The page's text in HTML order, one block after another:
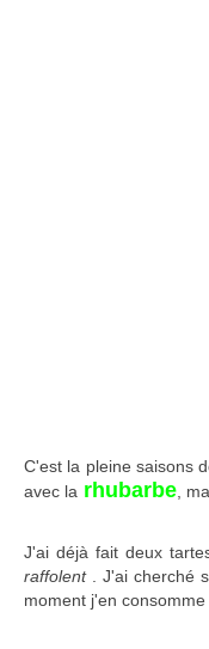
C'est la pleine saisons
avec la rhubarbe ,
J'ai déjà fait deux
raffolent
. J'ai cherché
moment j'en